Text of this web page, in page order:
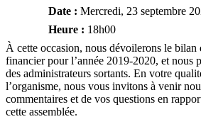
Date : Mercredi, 23 septembre
Heure : 18h00
À cette occasion, nous dévoilerons le bilan
financier pour l’année 2019-2020, et nous
des administrateurs sortants. En votre
l’organisme, nous vous invitons à venir
commentaires et de vos questions en
cette assemblée.